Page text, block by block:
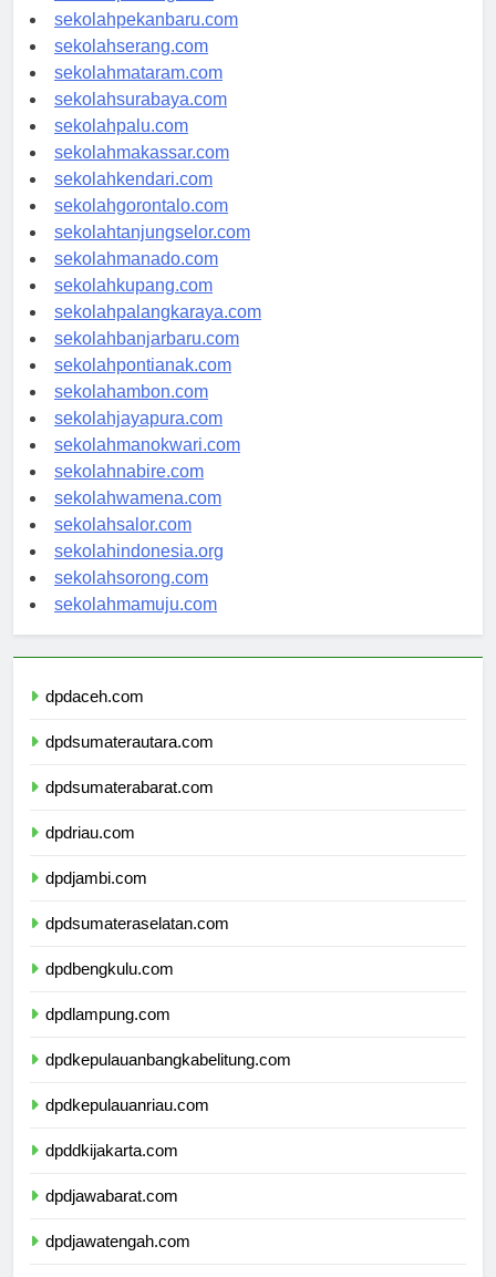
sekolahpadang.com
sekolahpekanbaru.com
sekolahserang.com
sekolahmataram.com
sekolahsurabaya.com
sekolahpalu.com
sekolahmakassar.com
sekolahkendari.com
sekolahgorontalo.com
sekolahtanjungselor.com
sekolahmanado.com
sekolahkupang.com
sekolahpalangkaraya.com
sekolahbanjarbaru.com
sekolahpontianak.com
sekolahambon.com
sekolahjayapura.com
sekolahmanokwari.com
sekolahnabire.com
sekolahwamena.com
sekolahsalor.com
sekolahindonesia.org
sekolahsorong.com